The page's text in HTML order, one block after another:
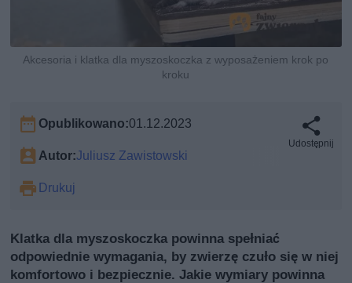
Akcesoria i klatka dla myszoskoczka z wyposażeniem krok po
kroku
Opublikowano:01.12.2023
Autor:Juliusz Zawistowski
Drukuj
Udostępnij
Klatka dla myszoskoczka powinna spełniać
odpowiednie wymagania, by zwierzę czuło się w niej
komfortowo i bezpiecznie. Jakie wymiary powinna